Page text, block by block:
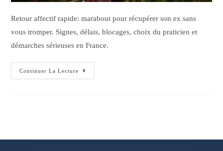
Retour affectif rapide: marabout pour récupérer son ex sans
vous tromper. Signes, délais, blocages, choix du praticien et
démarches sérieuses en France.
Continuer La Lecture